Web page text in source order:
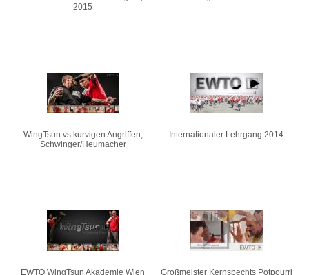
2015
WingTsun vs kurvigen Angriffen,
Schwinger/Heumacher
Internationaler Lehrgang 2014
EWTO WingTsun Akademie Wien
Großmeister Kernspechts Potpourri